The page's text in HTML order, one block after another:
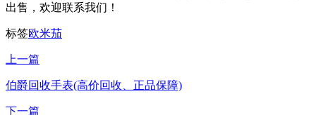
出售，欢迎联系我们！
标签欧米茄
上一篇
伯爵回收手表(高价回收、正品保障)
下一篇